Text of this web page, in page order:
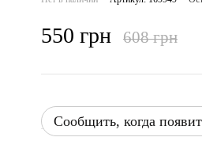
550 грн 608 грн
Сообщить, когда